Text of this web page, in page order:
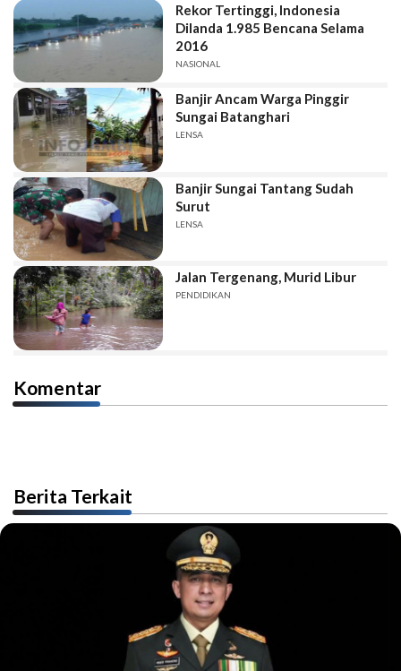
Rekor Tertinggi, Indonesia
Dilanda 1.985 Bencana Selama
2016
NASIONAL
Banjir Ancam Warga Pinggir
Sungai Batanghari
LENSA
Banjir Sungai Tantang Sudah
Surut
LENSA
Jalan Tergenang, Murid Libur
PENDIDIKAN
Komentar
Berita Terkait